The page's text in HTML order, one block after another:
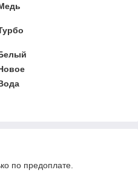
по предоплате.